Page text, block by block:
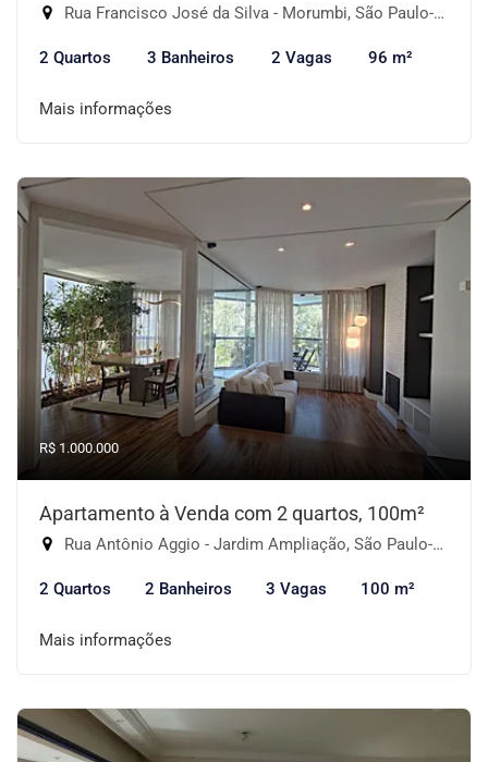
Rua Francisco José da Silva - Morumbi, São Paulo-SP
2 Quartos 3 Banheiros 2 Vagas 96 m²
Mais informações
R$ 1.000.000
Apartamento à Venda com 2 quartos, 100m²
Rua Antônio Aggio - Jardim Ampliação, São Paulo-SP
2 Quartos 2 Banheiros 3 Vagas 100 m²
Mais informações